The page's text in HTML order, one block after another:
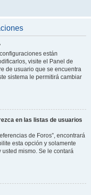
están
visite el Panel de
de usuario que se encuentra
sistema le permitirá cambiar
en las listas de usuarios
de Foros”, encontrará
esta opción y solamente
mismo. Se le contará